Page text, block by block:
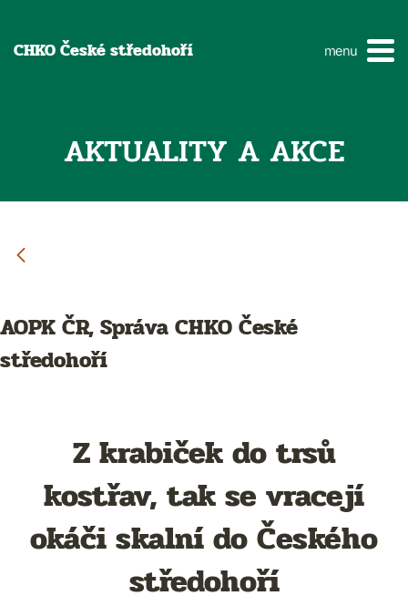
CHKO České středohoří menu
AKTUALITY A AKCE
AOPK ČR, Správa CHKO České
středohoří
Z krabiček do trsů
kostřav, tak se vracejí
okáči skalní do Českého
středohoří